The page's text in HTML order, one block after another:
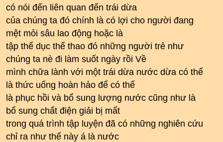
có nói đến liên quan đến trái dừa
của chúng ta đó chính là có lợi cho người đang
mệt mỏi sâu lao động hoặc là
tập thể dục thể thao đó những người trẻ như
chúng ta nè đi làm suốt ngày rồi Về
mình chữa lành với một trái dừa nước dừa có thể
là thức uống hoàn hảo để có thể
là phục hồi và bổ sung lượng nước cũng như là
bổ sung chất điện giải bị mất
trong quá trình tập luyện đã có những nghiên cứu
chỉ ra như thế này á là nước